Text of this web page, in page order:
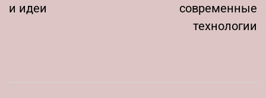
и идеи
современные
технологии